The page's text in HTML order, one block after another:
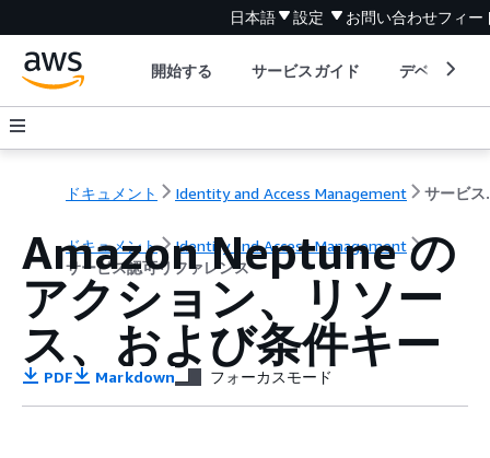
日本語 設定 お問い合わせフィー
開始する サービスガイド デベロッパ
ドキュメント Identity and Access Management サ
ドキュメント
Identity and Access Management
サービス認可リファレンス
Amazon Neptune の
アクション、リソー
ス、および条件キー
PDF Markdown フォーカスモード